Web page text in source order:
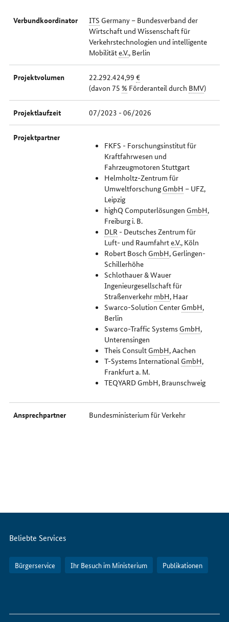
Verbundkoordinator ITS Germany – Bundesverband der
Wirtschaft und Wissenschaft für
Verkehrstechnologien und intelligente
Mobilitäte.V., Berlin
Projektvolumen 22.292.424,99 €
(davon 75 % Förderanteil durch BMV)
Projektlaufzeit 07/2023 - 06/2026
Projektpartner
FKFS - Forschungsinstitut für
Kraftfahrwesen und
Fahrzeugmotoren Stuttgart
Helmholtz-Zentrum für
Umweltforschung GmbH – UFZ,
Leipzig
highQ Computerlösungen GmbH,
Freiburg i. B.
DLR - Deutsches Zentrum für
Luft- und Raumfahrte.V., Köln
Robert Bosch GmbH, Gerlingen-
Schillerhöhe
Schlothauer & Wauer
Ingenieurgesellschaft für
Straßenverkehr mbH, Haar
Swarco-Solution Center GmbH,
Berlin
Swarco-Traffic Systems GmbH,
Unterensingen
Theis Consult GmbH, Aachen
T-Systems International GmbH,
Frankfurt a. M.
TEQYARD GmbH, Braunschweig
Ansprechpartner Bundesministerium für Verkehr
Servicemenü
Beliebte Services
Bürgerservice Ihr Besuch im Ministerium Publikationen